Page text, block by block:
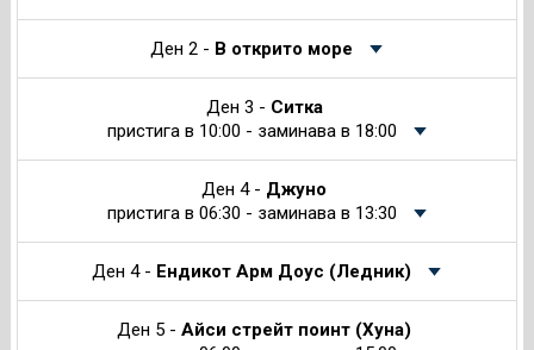
Ден 2 - В открито море
Ден 3 - Ситка
пристига в 10:00 - заминава в 18:00
Ден 4 - Джуно
пристига в 06:30 - заминава в 13:30
Ден 4 - Ендикот Арм Доус (Ледник)
Ден 5 -Айси стрейт поинт (Хуна)